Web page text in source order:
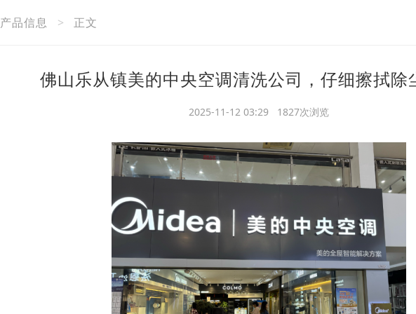
产品信息 > 正文
佛山乐从镇美的中央空调清洗公司，仔细擦拭除
2025-11-12 03:29 1827次浏览